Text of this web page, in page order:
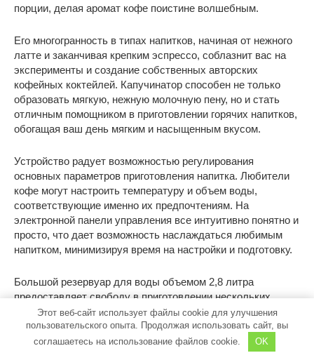
порции, делая аромат кофе поистине волшебным.
Его многогранность в типах напитков, начиная от нежного
латте и заканчивая крепким эспрессо, соблазнит вас на
эксперименты и создание собственных авторских
кофейных коктейлей. Капучинатор способен не только
образовать мягкую, нежную молочную пену, но и стать
отличным помощником в приготовлении горячих напитков,
обогащая ваш день мягким и насыщенным вкусом.
Устройство радует возможностью регулирования
основных параметров приготовления напитка. Любители
кофе могут настроить температуру и объем воды,
соответствующие именно их предпочтениям. На
электронной панели управления все интуитивно понятно и
просто, что дает возможность наслаждаться любимым
напитком, минимизируя время на настройки и подготовку.
Большой резервуар для воды объемом 2,8 литра
предоставляет свободу в приготовлении нескольких
порций подряд, а система автоотключения сохраняет
энергию и гарантирует безопасность использования.
Платформа для подогрева чашек — дополнительный
плюс для тех, кто ценит теплоту каждого глотка.
Этот веб-сайт использует файлы cookie для улучшения
пользовательского опыта. Продолжая использовать сайт, вы
соглашаетесь на использование файлов cookie.
OK